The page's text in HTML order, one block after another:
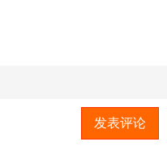
发表评论